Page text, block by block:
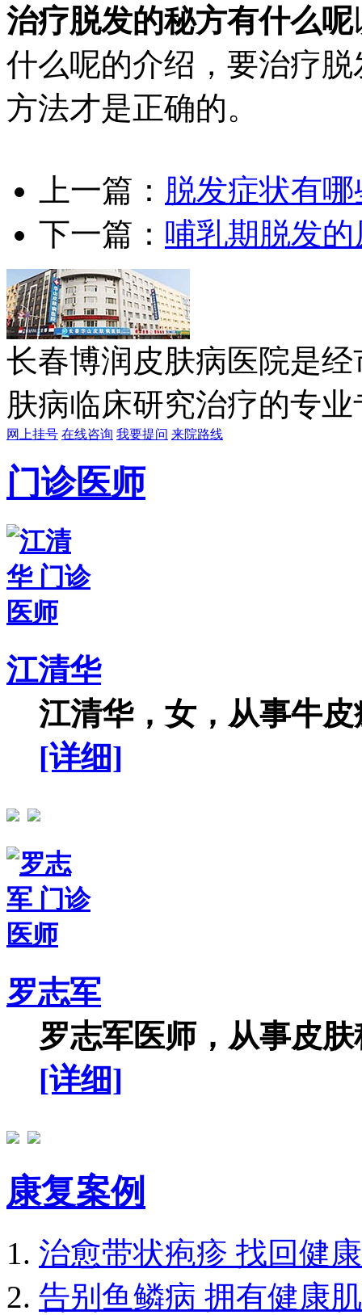
治疗脱发的秘方有什么呢
什么呢的介绍，要治疗
方法才是正确的。
上一篇： 脱发症状有哪
下一篇： 哺乳期脱发的
长春博润皮肤病医院是
肤病临床研究治疗的专
网上挂号 在线咨询 我要提问 来院路线
门诊医师
江清华
江清华，女，从事牛
[详细]
罗志军
罗志军医师，从事皮
[详细]
康复案例
治愈带状疱疹 找回健康
告别鱼鳞病 拥有健康